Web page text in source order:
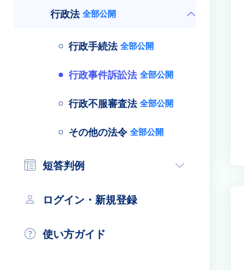
行政法 全部公開
行政手続法 全部公開
行政事件訴訟法 全部公開
行政不服審査法 全部公開
その他の法令 全部公開
短答判例
ログイン・新規登録
使い方ガイド